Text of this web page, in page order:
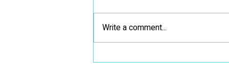
גלישה אתגרית - משפחות
Write a comment...